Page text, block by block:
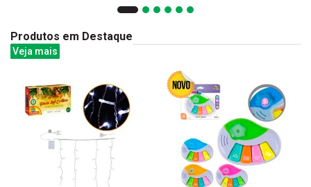
Produtos em Destaque
Veja mais